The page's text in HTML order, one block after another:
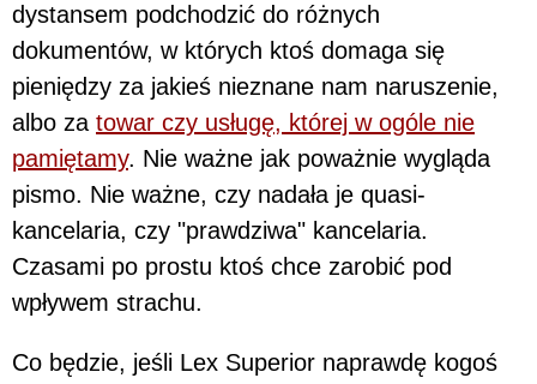
dystansem podchodzić do różnych
dokumentów, w których ktoś domaga się
pieniędzy za jakieś nieznane nam naruszenie,
albo za towar czy usługę, której w ogóle nie
pamiętamy. Nie ważne jak poważnie wygląda
pismo. Nie ważne, czy nadała je quasi-
kancelaria, czy "prawdziwa" kancelaria.
Czasami po prostu ktoś chce zarobić pod
wpływem strachu.
Co będzie, jeśli Lex Superior naprawdę kogoś